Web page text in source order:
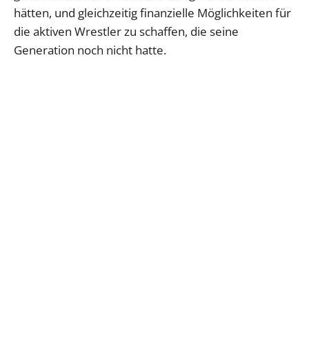
hätten, und gleichzeitig finanzielle Möglichkeiten für
die aktiven Wrestler zu schaffen, die seine
Generation noch nicht hatte.